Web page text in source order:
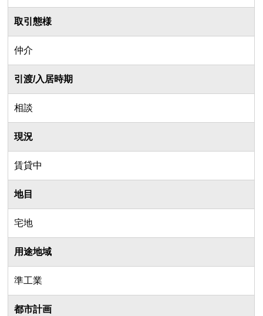
取引態様
仲介
引渡/入居時期
相談
現況
賃貸中
地目
宅地
用途地域
準工業
都市計画